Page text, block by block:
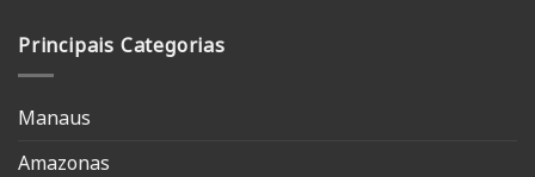
Principais Categorias
Manaus
Amazonas